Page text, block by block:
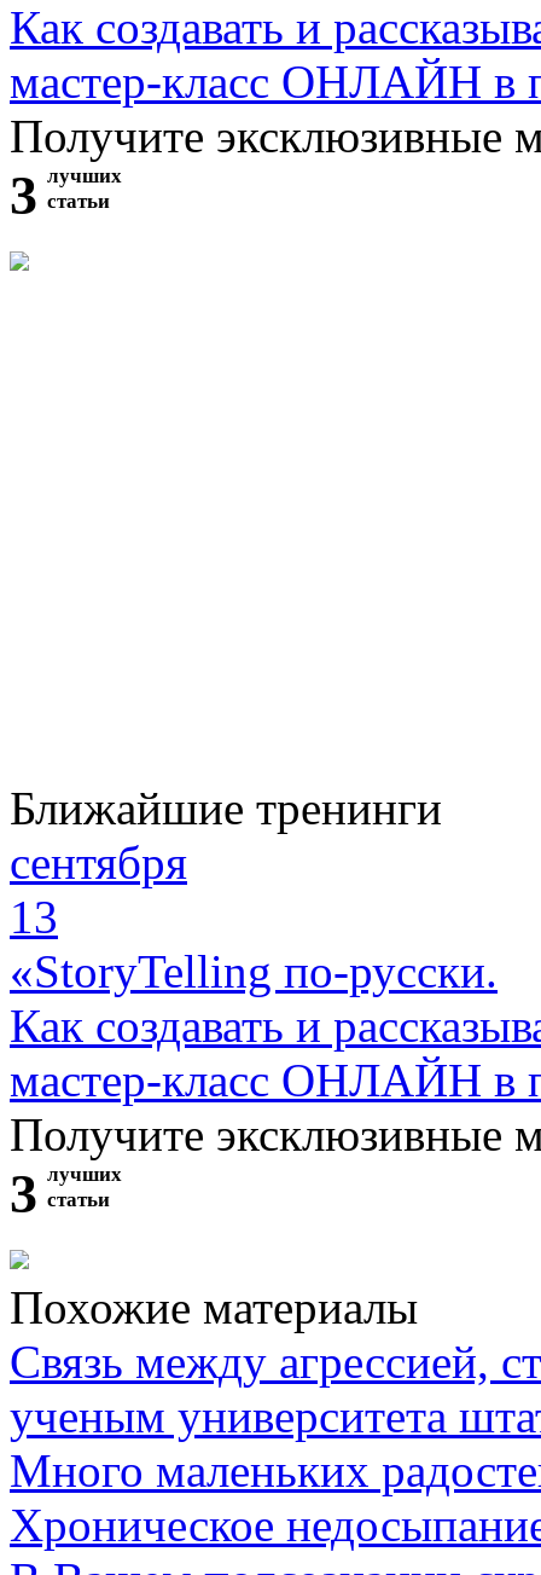
Как создавать и
мастер-класс ОНЛАЙН в
Получите эксклюзивные
3 лучших
статьи
Ближайшие тренинги
сентября
13
«StoryTelling по-русски.
Как создавать и
мастер-класс ОНЛАЙН в
Получите эксклюзивные
3 лучших
статьи
Похожие материалы
Связь между агрессией,
ученым университета
Много маленьких
Хроническое